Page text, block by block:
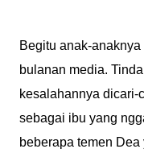
Begitu anak-
bulanan media.
kesalahannya dicari-
sebagai ibu yang
beberapa temen